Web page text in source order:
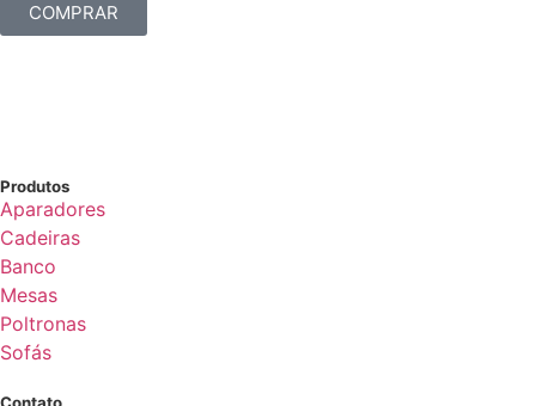
COMPRAR
Produtos
Aparadores
Cadeiras
Banco
Mesas
Poltronas
Sofás